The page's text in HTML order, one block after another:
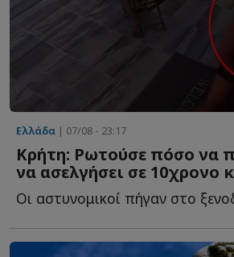
Ελλάδα | 07/08 - 23:17
Κρήτη: Ρωτούσε πόσο να
να ασελγήσει σε 10χρονο